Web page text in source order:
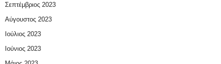
Σεπτέμβριος 2023
Αύγουστος 2023
Ιούλιος 2023
Ιούνιος 2023